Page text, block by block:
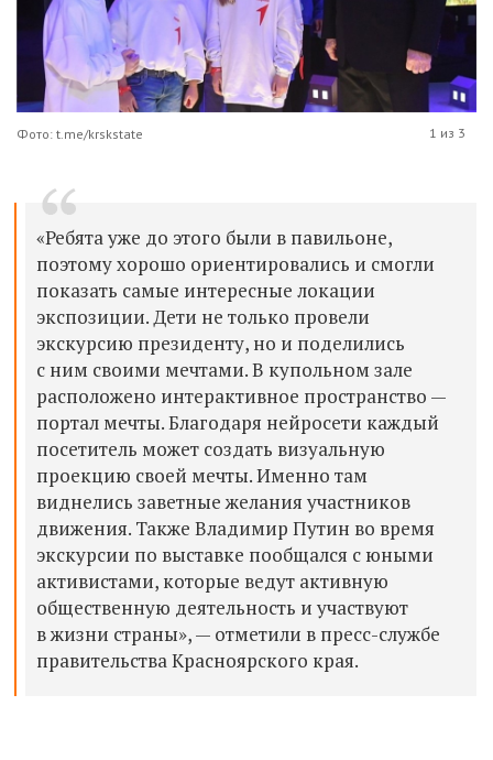
Фото: t.me/krskstate 1 из 3
«Ребята уже до этого были в павильоне,
поэтому хорошо ориентировались и смогли
показать самые интересные локации
экспозиции. Дети не только провели
экскурсию президенту, но и поделились
с ним своими мечтами. В купольном зале
расположено интерактивное пространство —
портал мечты. Благодаря нейросети каждый
посетитель может создать визуальную
проекцию своей мечты. Именно там
виднелись заветные желания участников
движения. Также Владимир Путин во время
экскурсии по выставке пообщался с юными
активистами, которые ведут активную
общественную деятельность и участвуют
в жизни страны», — отметили в пресс-службе
правительства Красноярского края.